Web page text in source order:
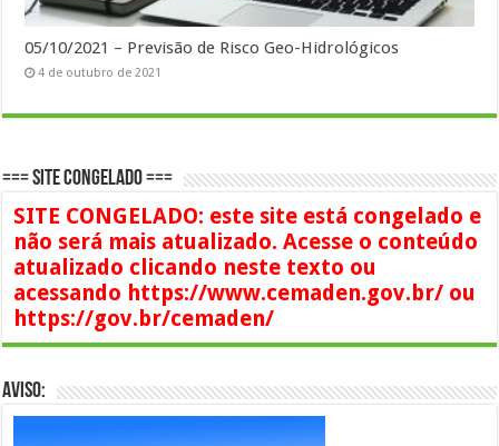
05/10/2021 – Previsão de Risco Geo-Hidrológicos
4 de outubro de 2021
=== SITE CONGELADO ===
SITE CONGELADO: este site está congelado e
não será mais atualizado. Acesse o conteúdo
atualizado clicando neste texto ou
acessando https://www.cemaden.gov.br/ ou
https://gov.br/cemaden/
AVISO: